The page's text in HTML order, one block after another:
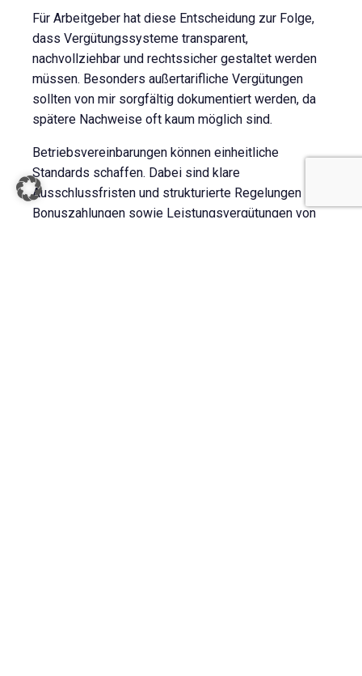
Für Arbeitgeber hat diese Entscheidung zur Folge,
dass Vergütungssysteme transparent,
nachvollziehbar und rechtssicher gestaltet werden
müssen. Besonders außertarifliche Vergütungen
sollten von mir sorgfältig dokumentiert werden, da
spätere Nachweise oft kaum möglich sind.
Betriebsvereinbarungen können einheitliche
Standards schaffen. Dabei sind klare
Ausschlussfristen und strukturierte Regelungen zu
Bonuszahlungen sowie Leistungsvergütungen von